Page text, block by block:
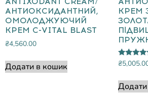
АНТИОКСИДАНТНИЙ,
ОМОЛОДЖУЮЧИЙ
КРЕМ С-VITAL BLAST
₴4,560.00
Додати в кошик
КРЕМ
Оцінено
5.00
₴